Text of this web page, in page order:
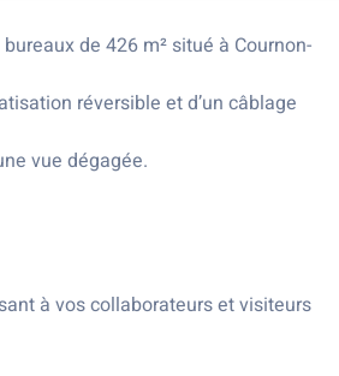
de 426 m² situé à Cournon-
réversible et d’un câblage
vue dégagée.
à vos collaborateurs et visiteurs